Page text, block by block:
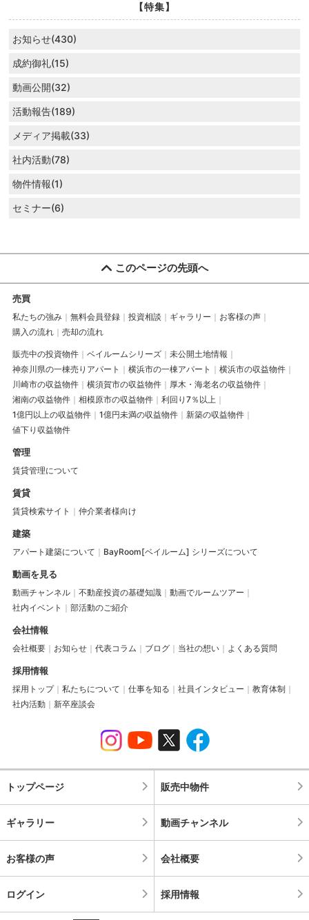
【特集】
お知らせ(430)
成約御礼(15)
動画公開(32)
活動報告(189)
メディア掲載(33)
社内活動(78)
物件情報(1)
セミナー(6)
このページの先頭へ
売買
私たちの強み 無料会員登録 投資相談 ギャラリー
お客様の声
購入の流れ
売却の流れ
販売中の投資物件 ベイルームシリーズ
未公開土地情報
神奈川県の一棟売りアパート
横浜市の一棟アパート
横浜市の収益物件
川崎市の収益物件
横須賀市の収益物件
厚木・海老名の収益物件
湘南の収益物件
相模原市の収益物件
利回り7％以上
1億円以上の収益物件
1億円未満の収益物件
新築の収益物件
値下り収益物件
管理
賃貸管理について
賃貸
賃貸検索サイト 仲介業者様向け
建築
アパート建築について BayRoom[ベイルーム] シリーズについて
動画を見る
動画チャンネル 不動産投資の基礎知識
動画でルームツアー
社内イベント
部活動のご紹介
会社情報
会社概要 お知らせ 代表コラム ブログ 当社の想い よくある質問
採用情報
採用トップ 私たちについて 仕事を知る 社員インタビュー
教育体制
社内活動
新卒座談会
トップページ 販売中物件
ギャラリー 動画チャンネル
お客様の声 会社概要
ログイン 採用情報